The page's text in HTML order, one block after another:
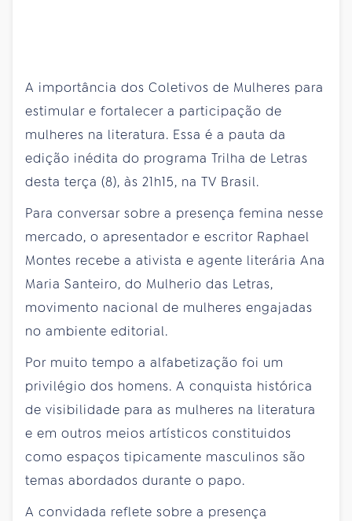
A importância dos Coletivos de Mulheres para
estimular e fortalecer a participação de
mulheres na literatura. Essa é a pauta da
edição inédita do programa Trilha de Letras
desta terça (8), às 21h15, na TV Brasil.
Para conversar sobre a presença femina nesse
mercado, o apresentador e escritor Raphael
Montes recebe a ativista e agente literária Ana
Maria Santeiro, do Mulherio das Letras,
movimento nacional de mulheres engajadas
no ambiente editorial.
Por muito tempo a alfabetização foi um
privilégio dos homens. A conquista histórica
de visibilidade para as mulheres na literatura
e em outros meios artísticos constituidos
como espaços tipicamente masculinos são
temas abordados durante o papo.
A convidada reflete sobre a presença